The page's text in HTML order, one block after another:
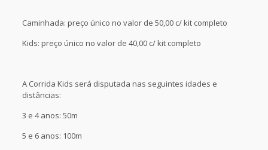
Caminhada: preço único no valor de 50,00 c/ kit completo
Kids: preço único no valor de 40,00 c/ kit completo
A Corrida Kids será disputada nas seguintes idades e
distâncias:
3 e 4 anos: 50m
5 e 6 anos: 100m